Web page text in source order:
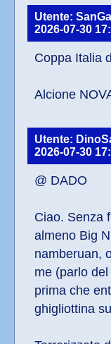
Utente:
2026-07-30
Coppa Italia
Alcione
Utente:
2026-07-30
@ DADO
Ciao. Senza
almeno Big
namberuan,
me (parlo
prima che
ghigliottina